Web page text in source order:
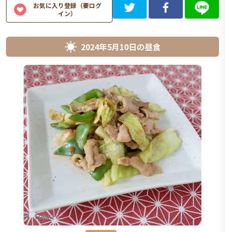
お気に入り登録（要ログ
イン）
2024年5月10日の昼食